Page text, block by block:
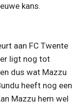
kans.
aan FC Twente
ligt nog tot
dus wat Mazzu
heeft nog een
Mazzu hem wel